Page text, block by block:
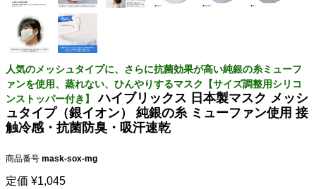
人気のメッシュタイプに、さらに抗菌効果が高い純銀の糸ミューフ
ァンを使用、蒸れない、ひんやりするマスク【サイズ調整用シリコ
ンストッパー付き】
ハイブリックス 日本製マスク メッシ
ュタイプ（銀イオン） 純銀の糸 ミューファン使用 接
触冷感・抗菌防臭・吸汗速乾
商品番号 mask-sox-mg
定価 ¥1,045